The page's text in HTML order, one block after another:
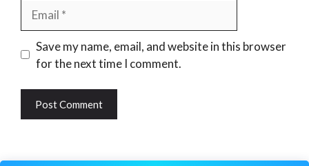
Website
Save my name, email, and website in this browser
for the next time I comment.